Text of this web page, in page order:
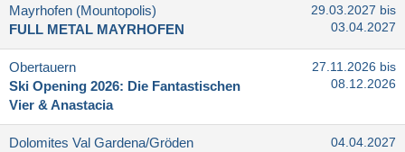
Mayrhofen (Mountopolis)
FULL METAL MAYRHOFEN
29.03.2027 bis
03.04.2027
Obertauern
Ski Opening 2026: Die Fantastischen
Vier & Anastacia
27.11.2026 bis
08.12.2026
Dolomites Val Gardena/​Gröden
04.04.2027